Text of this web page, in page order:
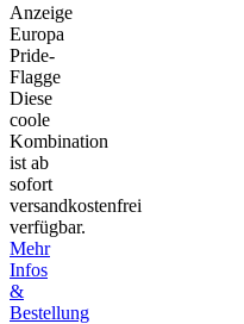
Anzeige
Europa
Pride-
Flagge
Diese
coole
Kombination
ist ab
sofort
versandkostenfrei
verfügbar.
Mehr
Infos
&
Bestellung